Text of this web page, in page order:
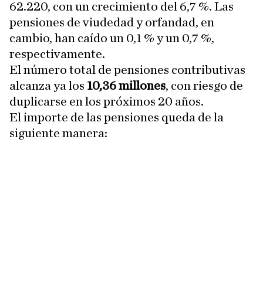
62.220, con un crecimiento del 6,7 %. Las
pensiones de viudedad y orfandad, en
cambio, han caído un 0,1 % y un 0,7 %,
respectivamente.
El número total de pensiones contributivas
alcanza ya los 10,36 millones, con riesgo de
duplicarse en los próximos 20 años.
El importe de las pensiones queda de la
siguiente manera: